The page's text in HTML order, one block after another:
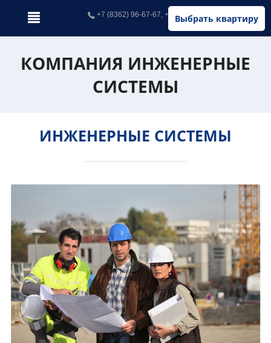
Выбрать квартиру
+7 (8362) 96-67-67, +7 (902) 326-67-67
КОМПАНИЯ ИНЖЕНЕРНЫЕ
СИСТЕМЫ
ИНЖЕНЕРНЫЕ СИСТЕМЫ